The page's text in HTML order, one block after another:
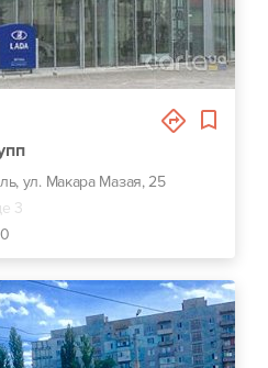
ул. Макара Мазая, 25
3